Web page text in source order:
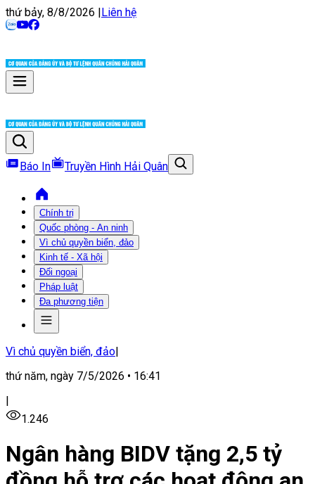
thứ bảy, 8/8/2026 |Liên hệ
Báo In Truyền Hình Hải Quân
Chính trị
Quốc phòng - An ninh
Vì chủ quyền biển, đảo
Kinh tế - Xã hội
Đối ngoại
Pháp luật
Đa phương tiện
Vì chủ quyền biển, đảo|
thứ năm, ngày 7/5/2026 • 16:41
|
1.246
Ngân hàng BIDV tặng 2,5 tỷ